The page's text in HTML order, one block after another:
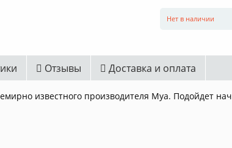
Нет в наличии
Отзывы Доставка и оплата
известного производителя Mya. Подойдет